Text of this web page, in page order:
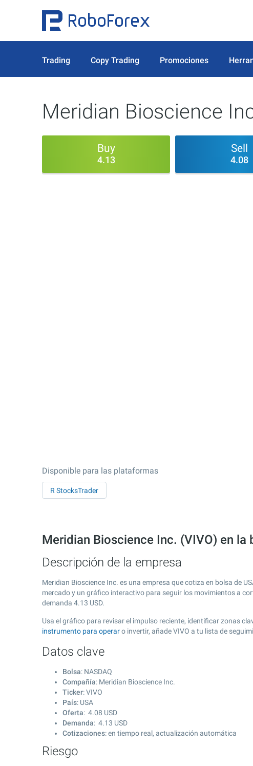
Trading Copy Trading Promociones
Meridian Bioscience
Buy
4.13
Sell
4.08
Disponible para las plataformas
R StocksTrader
Meridian Bioscience Inc. (VIVO) en la
Descripción de la empresa
Meridian Bioscience Inc. es una empresa que cotiza en bolsa de
mercado y un gráfico interactivo para seguir los movimientos a
demanda 4.13 USD.
Usa el gráfico para revisar el impulso reciente, identificar zonas
instrumento para operaro invertir, añade VIVO a tu lista de
Datos clave
Bolsa: NASDAQ
Compañía: Meridian Bioscience Inc.
Ticker: VIVO
País: USA
Oferta: 4.08 USD
Demanda: 4.13 USD
Cotizaciones: en tiempo real, actualización automática
Riesgo